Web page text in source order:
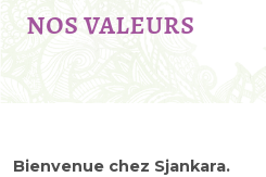
nos valeurs
Bienvenue chez Sjankara.